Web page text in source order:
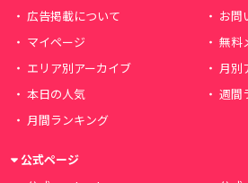
広告掲載について
お問
マイページ
無料
エリア別アーカイブ
月別
本日の人気
週間
月間ランキング
公式ページ